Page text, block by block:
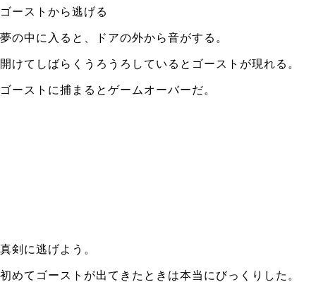
ゴーストから逃げる
夢の中に入ると、ドアの外から音がする。
開けてしばらくうろうろしているとゴーストが現れる。
ゴーストに捕まるとゲームオーバーだ。
真剣に逃げよう。
初めてゴーストが出てきたときは本当にびっくりした。